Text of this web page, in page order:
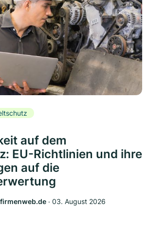
auf dem
EU-Richtlinien und ihre
auf die
‧ 03. August 2026